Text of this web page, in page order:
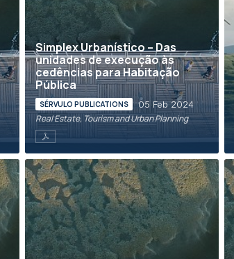
Simplex Urbanístico – Das
unidades de execução às
cedências para Habitação
Pública
SÉRVULO PUBLICATIONS 05 Feb 2024
Real Estate, Tourism and Urban Planning